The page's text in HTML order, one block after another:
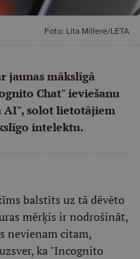
Foto: Lita Millere/LETA
jaunas mākslīgā
Chat" ieviešanu
AI", solot lietotājiem
intelektu.
balstīts uz tā dēvēto
mērķis ir nodrošināt,
nevienam citam,
ka "Incognito